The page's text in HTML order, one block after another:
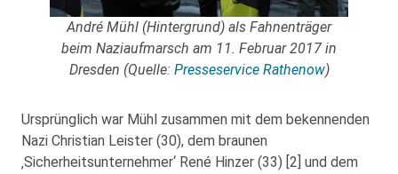
André Mühl (Hintergrund) als Fahnenträger
beim Naziaufmarsch am 11. Februar 2017 in
Dresden (Quelle: Presseservice Rathenow)
Ursprünglich war Mühl zusammen mit dem bekennenden
Nazi Christian Leister (30), dem braunen
‚Sicherheitsunternehmer‘ René Hinzer (33) [2] und dem